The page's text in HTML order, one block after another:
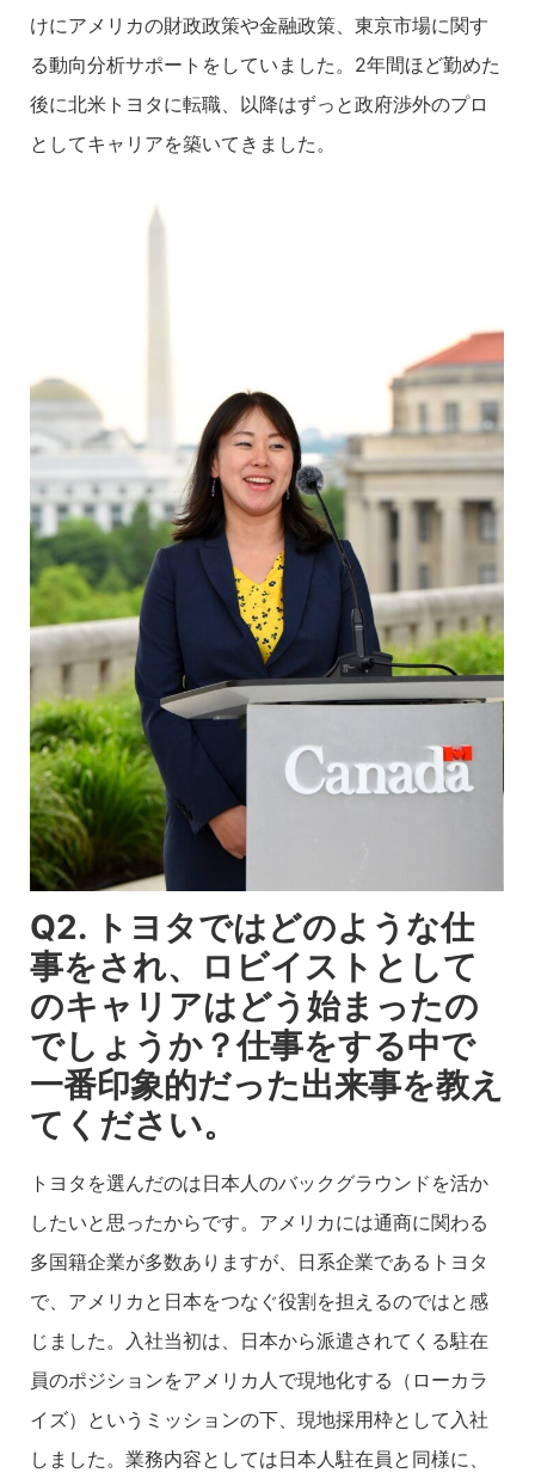
けにアメリカの財政政策や金融政策、東京市場に関す
る動向分析サポートをしていました。2年間ほど勤めた
後に北米トヨタに転職、以降はずっと政府渉外のプロ
としてキャリアを築いてきました。
Q2. トヨタではどのような仕
事をされ、ロビイストとして
のキャリアはどう始まったの
でしょうか？仕事をする中で
一番印象的だった出来事を教え
てください。
トヨタを選んだのは日本人のバックグラウンドを活か
したいと思ったからです。アメリカには通商に関わる
多国籍企業が多数ありますが、日系企業であるトヨタ
で、アメリカと日本をつなぐ役割を担えるのではと感
じました。入社当初は、日本から派遣されてくる駐在
員のポジションをアメリカ人で現地化する（ローカラ
イズ）というミッションの下、現地採用枠として入社
しました。業務内容としては日本人駐在員と同様に、